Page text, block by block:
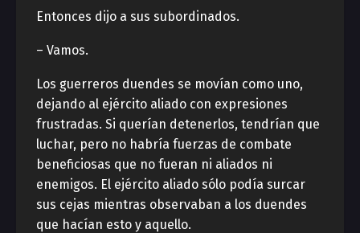
Entonces dijo a sus subordinados.
– Vamos.
Los guerreros duendes se movían como uno,
dejando al ejército aliado con expresiones
frustradas. Si querían detenerlos, tendrían que
luchar, pero no habría fuerzas de combate
beneficiosas que no fueran ni aliados ni
enemigos. El ejército aliado sólo podía surcar
sus cejas mientras observaban a los duendes
que hacían esto y aquello.